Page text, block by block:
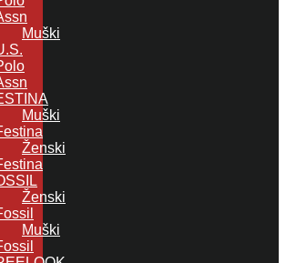
Muški
Muški
Ženski
Ženski
Muški